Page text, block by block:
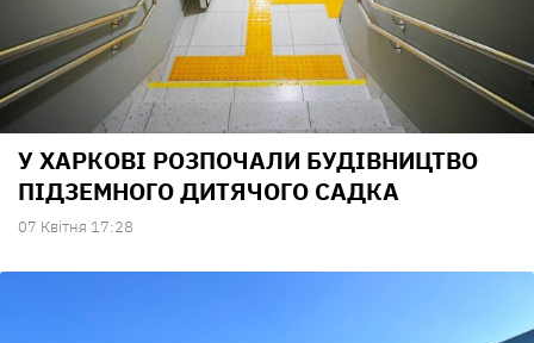
У ХАРКОВІ РОЗПОЧАЛИ БУДІВНИЦТВО
ПІДЗЕМНОГО ДИТЯЧОГО САДКА
07 Квiтня 17:28